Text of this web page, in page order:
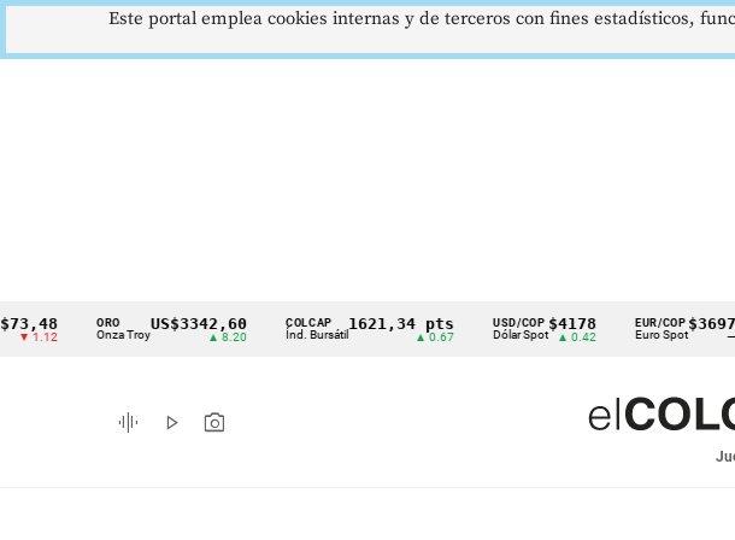
Cintillo
indicadores
económicos
ORO
Onza Troy
US$3342,60 COLCAP
Índ. Bursátil
1621,34 pts USD/COP
Dólar Spot
$4178
▲ 0.42
EUR/COP
Euro Spot
$3697
—
graphic_eq play_arrow photo_camera
Este portal emplea cookies internas y de terceros con fines estadísticos,